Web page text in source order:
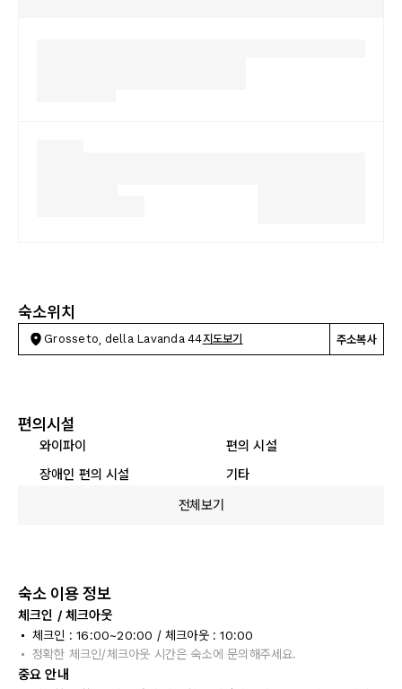
숙소위치
Grosseto, della Lavanda 44지도보기 주소복사
편의시설
와이파이
편의 시설
장애인 편의 시설
기타
전체보기
숙소 이용 정보
체크인 / 체크아웃
체크인 : 16:00~20:00 / 체크아웃 : 10:00
정확한 체크인/체크아웃 시간은 숙소에 문의해주세요.
중요 안내